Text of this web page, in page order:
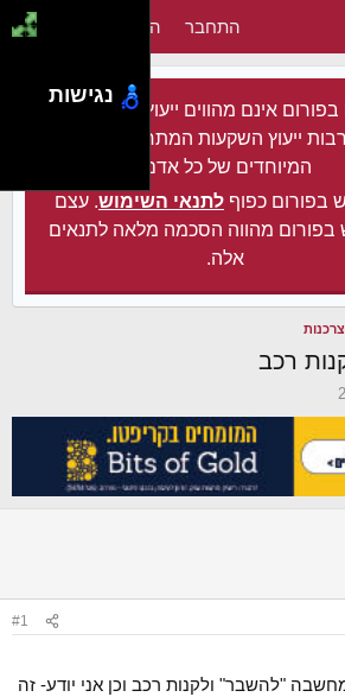
התחבר הירשם
אינם מהווים ייעוץ מקצועי מכל
ייעוץ השקעות המתחשב בצרכיו
המיוחדים של כל אדם.
בפורום כפוף לתנאי השימוש. עצם
בפורום מהווה הסכמה מלאה לתנאים
אלה.
רכב
#1
"להשבר" ולקנות רכב וכן אני יודע- זה
נגישות